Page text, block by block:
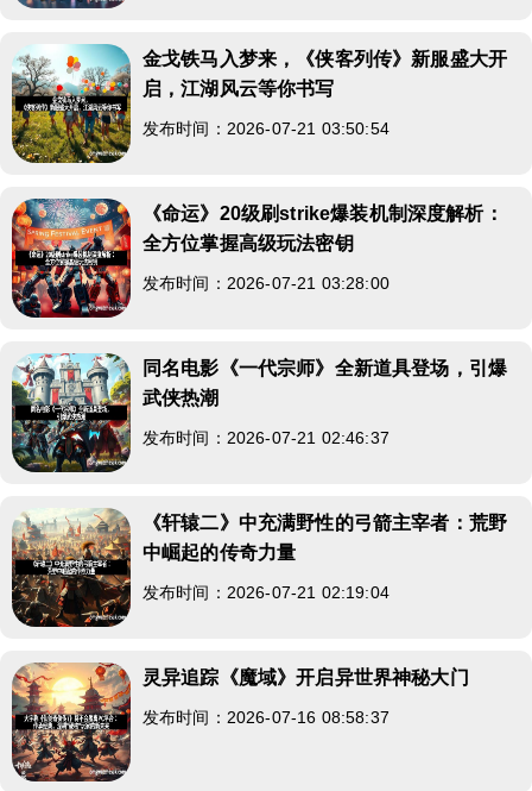
金戈铁马入梦来，《侠客列传》新服盛大开
启，江湖风云等你书写
发布时间：2026-07-21 03:50:54
《命运》20级刷strike爆装机制深度解析：
全方位掌握高级玩法密钥
发布时间：2026-07-21 03:28:00
同名电影《一代宗师》全新道具登场，引爆
武侠热潮
发布时间：2026-07-21 02:46:37
《轩辕二》中充满野性的弓箭主宰者：荒野
中崛起的传奇力量
发布时间：2026-07-21 02:19:04
灵异追踪《魔域》开启异世界神秘大门
发布时间：2026-07-16 08:58:37